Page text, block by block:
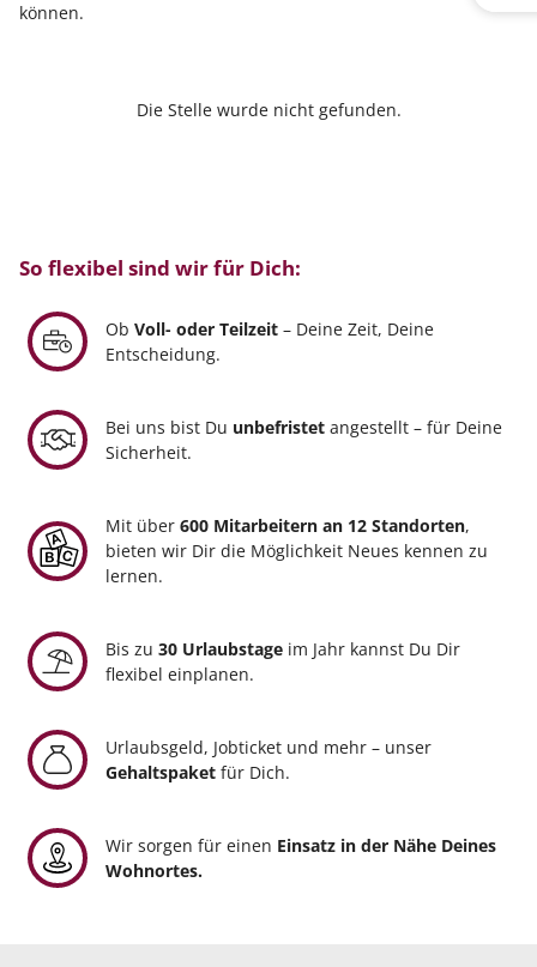
können.
Die Stelle wurde nicht gefunden.
So flexibel sind wir für Dich:
Ob Voll- oder Teilzeit – Deine Zeit, Deine
Entscheidung.
Bei uns bist Du unbefristet angestellt – für Deine
Sicherheit.
Mit über 600 Mitarbeitern an 12 Standorten,
bieten wir Dir die Möglichkeit Neues kennen zu
lernen.
Bis zu 30 Urlaubstage im Jahr kannst Du Dir
flexibel einplanen.
Urlaubsgeld, Jobticket und mehr – unser
Gehaltspaket für Dich.
Wir sorgen für einen Einsatz in der Nähe Deines
Wohnortes.